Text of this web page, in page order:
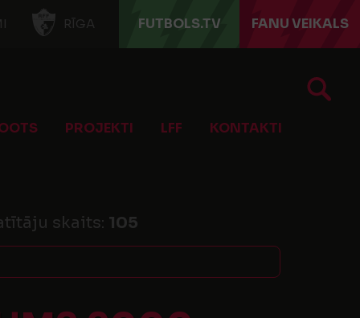
RĪGA FUTBOLS.TV FANU VEIKALS
PROJEKTI LFF KONTAKTI
skaits: 105